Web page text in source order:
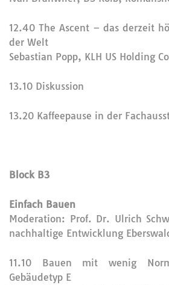
12.40 The Ascent – das derzeit
der Welt
Sebastian Popp, KLH US Holding
13.10 Diskussion
13.20 Kaffeepause in der
Block B3
Einfach Bauen
Moderation: Prof. Dr. Ulrich
nachhaltige Entwicklung
11.10 Bauen mit wenig
Gebäudetyp E